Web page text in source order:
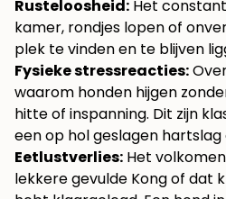
Rusteloosheid: Het
kamer, rondjes lopen of
plek te vinden en te blijven
Fysieke stressreacties:
waarom honden hijgen
hitte of inspanning. Dit zijn
een op hol geslagen hartslag
Eetlustverlies: Het
lekkere gevulde Kong of dat